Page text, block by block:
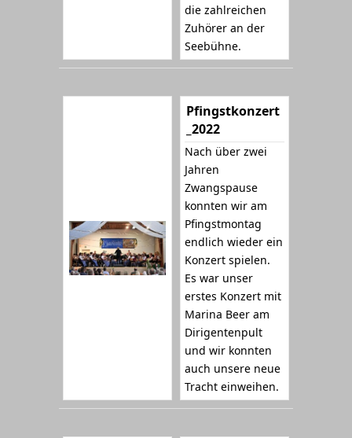
die zahlreichen
Zuhörer an der
Seebühne.
Pfingstkonzert
_2022
Nach über zwei
Jahren
Zwangspause
konnten wir am
Pfingstmontag
endlich wieder ein
Konzert spielen.
Es war unser
erstes Konzert mit
Marina Beer am
Dirigentenpult
und wir konnten
auch unsere neue
Tracht einweihen.